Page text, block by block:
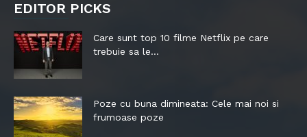
EDITOR PICKS
Care sunt top 10 filme Netflix pe care
trebuie sa le...
Poze cu buna dimineata: Cele mai noi si
frumoase poze